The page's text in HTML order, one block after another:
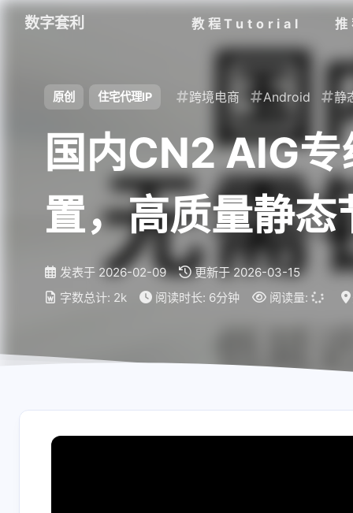
数字套利 教程Tutorial
原创 住宅代理IP 跨境电商 Android 静
国内CN2 AIG
置，高质量静
AI 降智，避免
发表于 2026-02-09 更新于 2026-03-15
字数总计: 2k 阅读时长: 6分钟 阅读量: